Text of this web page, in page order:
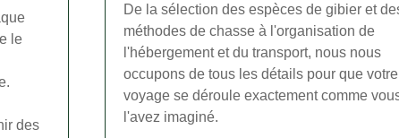
le
des
De la sélection des espèces de gibier et
méthodes de chasse à l'organisation de
l'hébergement et du transport, nous nous
occupons de tous les détails pour que votre
voyage se déroule exactement comme
l'avez imaginé.